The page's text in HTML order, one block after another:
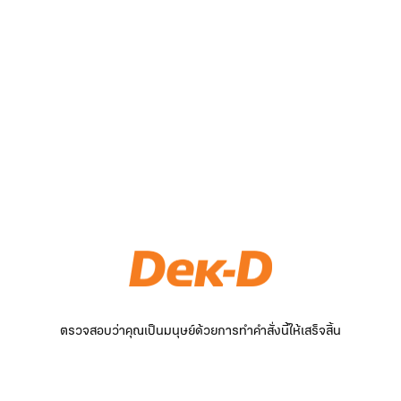
ตรวจสอบว่าคุณเป็นมนุษย์ด้วยการทำคำสั่งนี้ให้เสร็จสิ้น